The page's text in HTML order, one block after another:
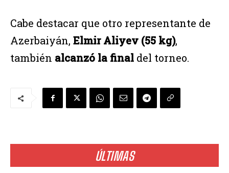
ÚLTIMAS
Cabe destacar que otro representante de
Azerbaiyán, Elmir Aliyev (55 kg),
también alcanzó la final del torneo.